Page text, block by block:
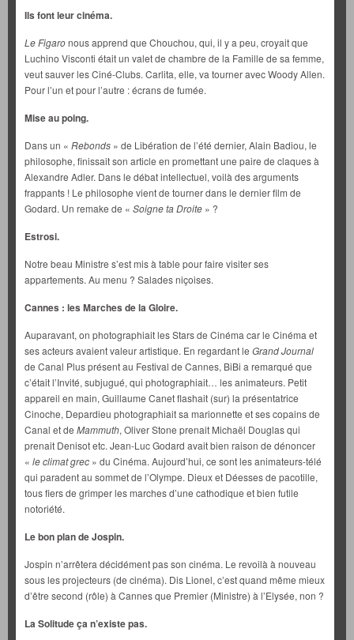
Ils font leur cinéma.
Le Figaronous apprend que Chouchou, qui, il y a peu, croyait que
Luchino Visconti était un valet de chambre de la Famille de sa femme,
veut sauver les Ciné-Clubs. Carlita, elle, va tourner avec Woody Allen.
Pour l’un et pour l’autre : écrans de fumée.
Mise au poing.
Dans un « Rebonds » de Libération de l’été dernier, Alain Badiou, le
philosophe, finissait son article en promettant une paire de claques à
Alexandre Adler. Dans le débat intellectuel, voilà des arguments
frappants ! Le philosophe vient de tourner dans le dernier film de
Godard. Un remake de « Soigne ta Droite » ?
Estrosi.
Notre beau Ministre s’est mis à table pour faire visiter ses
appartements. Au menu ? Salades niçoises.
Cannes : les Marches de la Gloire.
Auparavant, on photographiait les Stars de Cinéma car le Cinéma et
ses acteurs avaient valeur artistique. En regardant le Grand Journal
de Canal Plus présent au Festival de Cannes, BiBi a remarqué que
c’était l’Invité, subjugué, qui photographiait… les animateurs. Petit
appareil en main, Guillaume Canet flashait (sur) la présentatrice
Cinoche, Depardieu photographiait sa marionnette et ses copains de
Canal et de Mammuth, Oliver Stone prenait Michaël Douglas qui
prenait Denisot etc. Jean-Luc Godard avait bien raison de dénoncer
« le climat grec » du Cinéma. Aujourd’hui, ce sont les animateurs-télé
qui paradent au sommet de l’Olympe. Dieux et Déesses de pacotille,
tous fiers de grimper les marches d’une cathodique et bien futile
notoriété.
Le bon plan de Jospin.
Jospin n’arrêtera décidément pas son cinéma. Le revoilà à nouveau
sous les projecteurs (de cinéma). Dis Lionel, c’est quand même mieux
d’être second (rôle) à Cannes que Premier (Ministre) à l’Elysée, non ?
La Solitude ça n’existe pas.